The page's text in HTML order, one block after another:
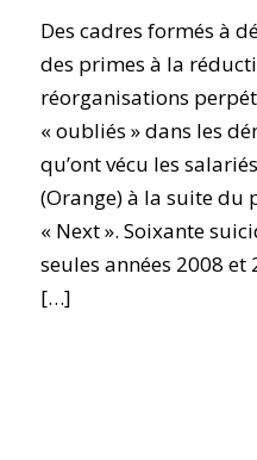
Des cadres formés à
des primes à la
réorganisations
« oubliés » dans les
qu’ont vécu les
(Orange) à la suite
« Next ». Soixante
seules années 2008
[…]